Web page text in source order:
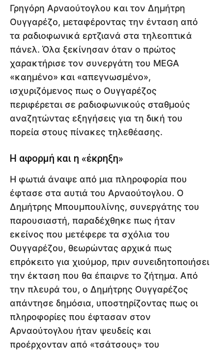
Γρηγόρη Αρναούτογλου και τον Δημήτρη
Ουγγαρέζο, μεταφέροντας την ένταση από
τα ραδιοφωνικά ερτζιανά στα τηλεοπτικά
πάνελ. Όλα ξεκίνησαν όταν ο πρώτος
χαρακτήρισε τον συνεργάτη του MEGA
«καημένο» και «απεγνωσμένο»,
ισχυριζόμενος πως ο Ουγγαρέζος
περιφέρεται σε ραδιοφωνικούς σταθμούς
αναζητώντας εξηγήσεις για τη δική του
πορεία στους πίνακες τηλεθέασης.
Η αφορμή και η «έκρηξη»
Η φωτιά άναψε από μια πληροφορία που
έφτασε στα αυτιά του Αρναούτογλου. Ο
Δημήτρης Μπουμπουλίνης, συνεργάτης του
παρουσιαστή, παραδέχθηκε πως ήταν
εκείνος που μετέφερε τα σχόλια του
Ουγγαρέζου, θεωρώντας αρχικά πως
επρόκειτο για χιούμορ, πριν συνειδητοποιήσει
την έκταση που θα έπαιρνε το ζήτημα. Από
την πλευρά του, ο Δημήτρης Ουγγαρέζος
απάντησε δημόσια, υποστηρίζοντας πως οι
πληροφορίες που έφτασαν στον
Αρναούτογλου ήταν ψευδείς και
προέρχονταν από «τσάτσους» του